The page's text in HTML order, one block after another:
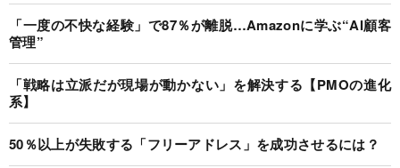
「一度の不快な経験」で87％が離脱…Amazonに学ぶ“AI顧客
管理”
「戦略は立派だが現場が動かない」を解決する【PMOの進化
系】
50％以上が失敗する「フリーアドレス」を成功させるには？